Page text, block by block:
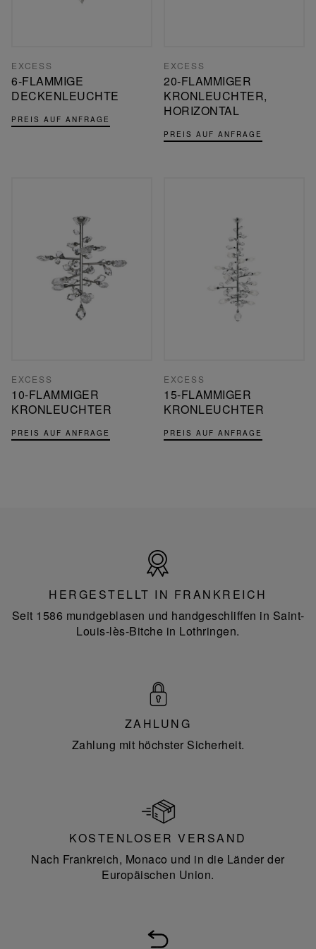
EXCESS
6-FLAMMIGE
DECKENLEUCHTE
PREIS AUF ANFRAGE
EXCESS
20-FLAMMIGER
KRONLEUCHTER,
HORIZONTAL
PREIS AUF ANFRAGE
EXCESS
10-FLAMMIGER
KRONLEUCHTER
PREIS AUF ANFRAGE
EXCESS
15-FLAMMIGER
KRONLEUCHTER
PREIS AUF ANFRAGE
Frankreich
HERGESTELLT IN FRANKREICH
Seit 1586 mundgeblasen und handgeschliffen in Saint-
Louis-lès-Bitche in Lothringen.
ZAHLUNG
Zahlung mit höchster Sicherheit.
KOSTENLOSER VERSAND
Nach Frankreich, Monaco und in die Länder der
Europäischen Union.